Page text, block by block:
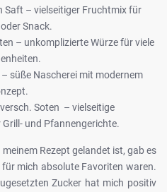
Saft – vielseitiger Fruchtmix für
Snack.
– unkomplizierte Würze für viele
– süße Nascherei mit modernem
Soten – vielseitige
und Pfannengerichte.
Rezept gelandet ist, gab es
mich absolute Favoriten waren.
Zucker hat mich positiv